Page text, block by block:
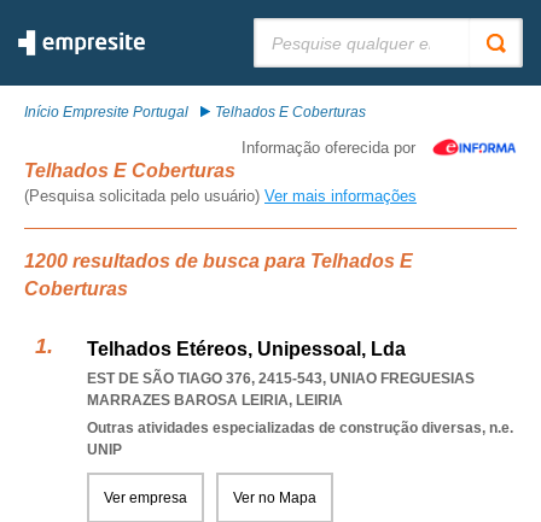
Início Empresite Portugal Telhados E Coberturas
Informação oferecida por
Telhados E Coberturas
(Pesquisa solicitada pelo usuário) Ver mais informações
1200 resultados de busca para Telhados E
Coberturas
Telhados Etéreos, Unipessoal, Lda
EST DE SÃO TIAGO 376, 2415-543, UNIAO FREGUESIAS
MARRAZES BAROSA LEIRIA, LEIRIA
Outras atividades especializadas de construção diversas, n.e.
UNIP
Ver empresa Ver no Mapa